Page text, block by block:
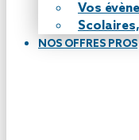
Vos
NOS OFFRES PROS